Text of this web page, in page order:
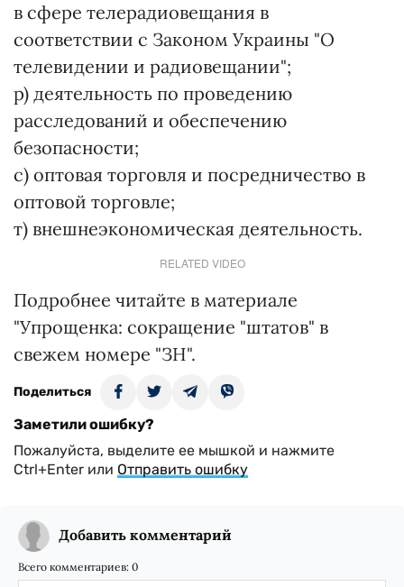
в сфере телерадиовещания в
соответствии с Законом Украины "О
телевидении и радиовещании";
р) деятельность по проведению
расследований и обеспечению
безопасности;
с) оптовая торговля и посредничество в
оптовой торговле;
т) внешнеэкономическая деятельность.
RELATED VIDEO
Подробнее читайте в материале
"Упрощенка: сокращение "штатов" в
свежем номере "ЗН".
Поделиться
Заметили ошибку?
Пожалуйста, выделите ее мышкой и нажмите
Ctrl+Enter или Отправить ошибку
Добавить комментарий
Всего комментариев: 0